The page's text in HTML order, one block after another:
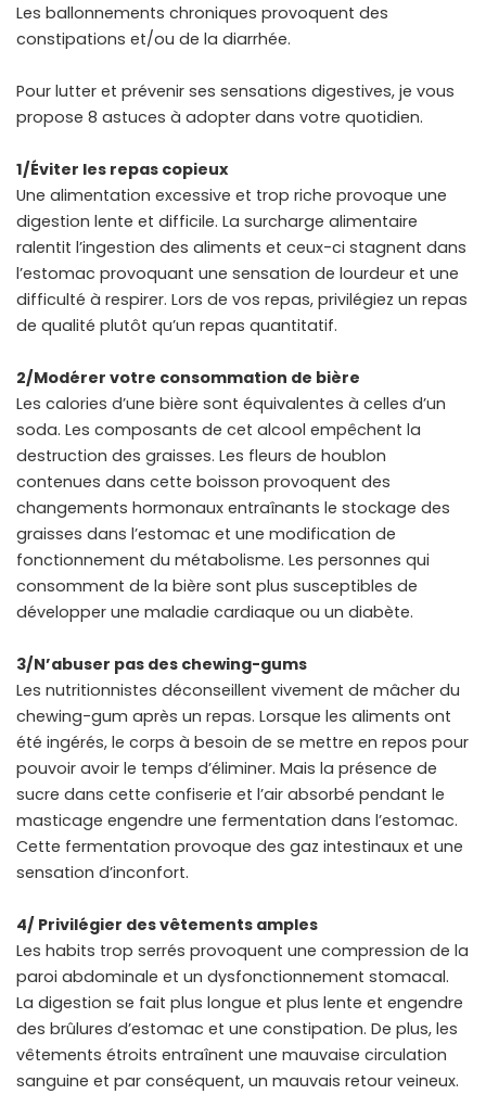
Les ballonnements chroniques provoquent des
constipations et/ou de la diarrhée.
Pour lutter et prévenir ses sensations digestives, je vous
propose 8 astuces à adopter dans votre quotidien.
1/Éviter les repas copieux
Une alimentation excessive et trop riche provoque une
digestion lente et difficile. La surcharge alimentaire
ralentit l’ingestion des aliments et ceux-ci stagnent dans
l’estomac provoquant une sensation de lourdeur et une
difficulté à respirer. Lors de vos repas, privilégiez un repas
de qualité plutôt qu’un repas quantitatif.
2/Modérer votre consommation de bière
Les calories d’une bière sont équivalentes à celles d’un
soda. Les composants de cet alcool empêchent la
destruction des graisses. Les fleurs de houblon
contenues dans cette boisson provoquent des
changements hormonaux entraînants le stockage des
graisses dans l’estomac et une modification de
fonctionnement du métabolisme. Les personnes qui
consomment de la bière sont plus susceptibles de
développer une maladie cardiaque ou un diabète.
3/N’abuser pas des chewing-gums
Les nutritionnistes déconseillent vivement de mâcher du
chewing-gum après un repas. Lorsque les aliments ont
été ingérés, le corps à besoin de se mettre en repos pour
pouvoir avoir le temps d’éliminer. Mais la présence de
sucre dans cette confiserie et l’air absorbé pendant le
masticage engendre une fermentation dans l’estomac.
Cette fermentation provoque des gaz intestinaux et une
sensation d’inconfort.
4/ Privilégier des vêtements amples
Les habits trop serrés provoquent une compression de la
paroi abdominale et un dysfonctionnement stomacal.
La digestion se fait plus longue et plus lente et engendre
des brûlures d’estomac et une constipation. De plus, les
vêtements étroits entraînent une mauvaise circulation
sanguine et par conséquent, un mauvais retour veineux.